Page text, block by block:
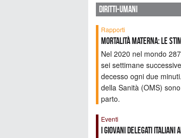
diritti-umani
Rapporti
Mortalità materna: le
Nel 2020 nel mondo
sei settimane
decesso ogni due
della Sanità (OMS)
parto.
Eventi
I Giovani Delegati italiani